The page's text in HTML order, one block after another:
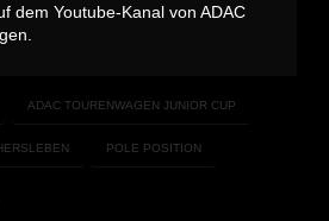
dem Youtube-Kanal von ADAC
ADAC TOURENWAGEN JUNIOR CUP
POLE POSITION